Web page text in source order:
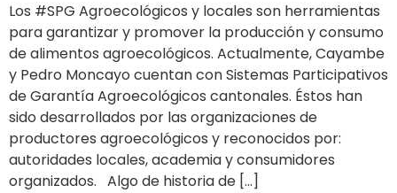
Los #SPG Agroecológicos y locales son herramientas
para garantizar y promover la producción y consumo
de alimentos agroecológicos. Actualmente, Cayambe
y Pedro Moncayo cuentan con Sistemas Participativos
de Garantía Agroecológicos cantonales. Éstos han
sido desarrollados por las organizaciones de
productores agroecológicos y reconocidos por:
autoridades locales, academia y consumidores
organizados. Algo de historia de […]